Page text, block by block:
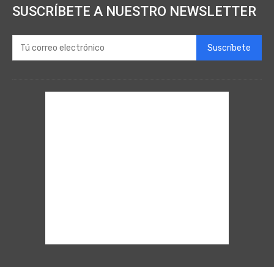
SUSCRÍBETE A NUESTRO NEWSLETTER
Suscríbete